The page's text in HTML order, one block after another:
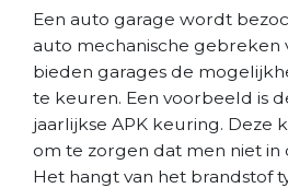
Een auto garage wordt
auto mechanische gebreken
bieden garages de
te keuren. Een voorbeeld is
jaarlijkse APK keuring. Deze
om te zorgen dat men niet in
Het hangt van het brandstof